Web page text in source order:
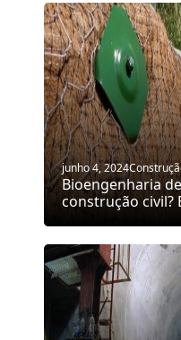
junho 4, 2024
Bioengenharia
construção civil?